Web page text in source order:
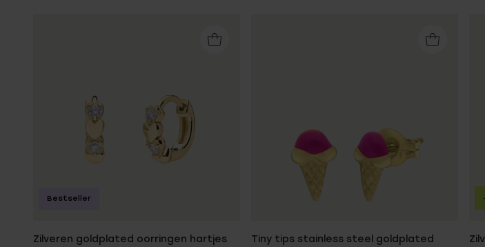
Zilveren goldplated oorringen hartjes
Bestseller
Tiny tips stainless steel goldplated